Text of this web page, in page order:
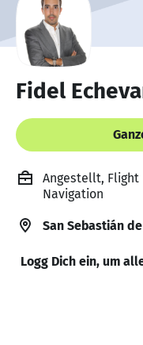
Fidel
Angestellt, Flight
Navigation
San Sebastián
Logg Dich ein, um